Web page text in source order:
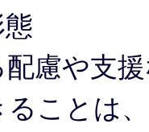
慮や支
ことは、